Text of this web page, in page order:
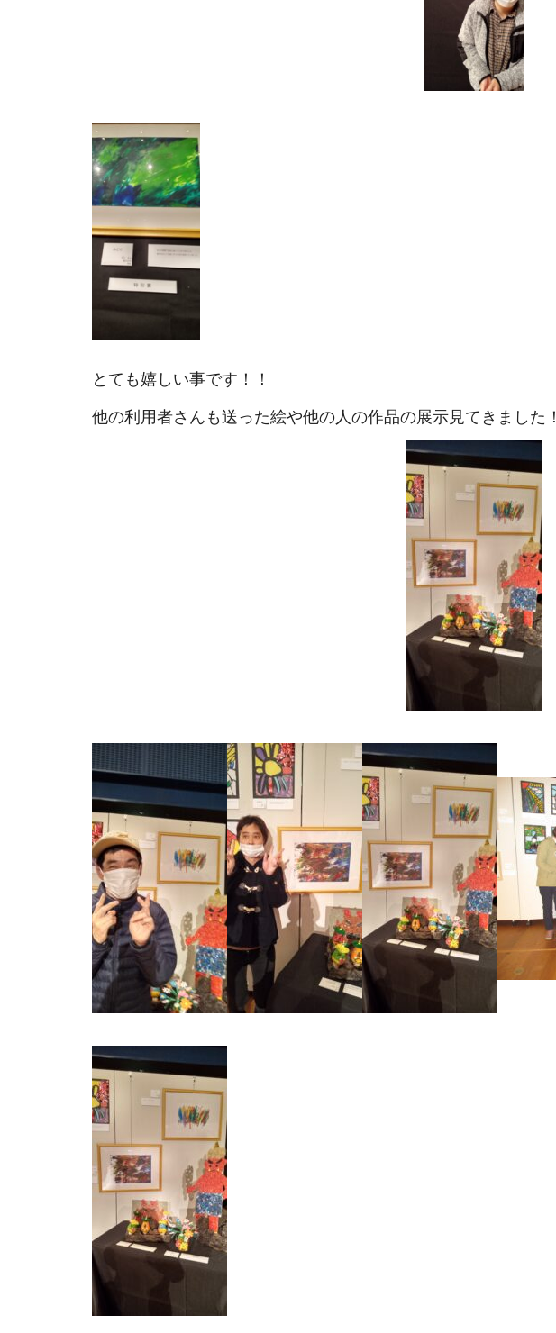
とても嬉しい事です！！
他の利用者さんも送った絵や他の人の作品の展示見てきました！